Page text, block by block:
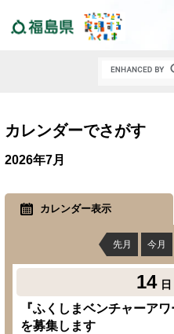
カレンダーでさがす
2026年7月
カレンダー表示
先月 今月
14 日
『ふくしまベンチャーア
を募集します